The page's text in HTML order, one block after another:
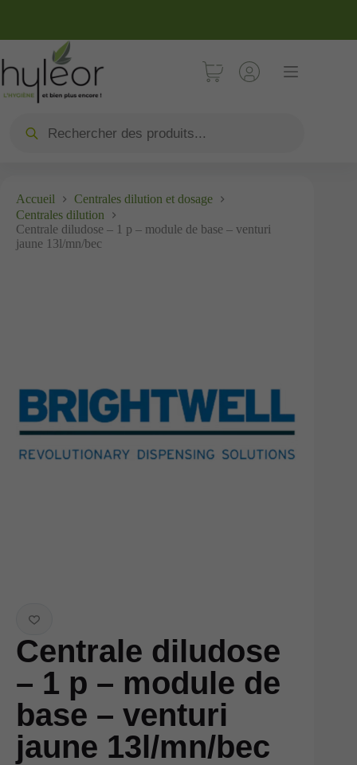
Accueil
Centrales dilution et dosage
Centrales dilution
Centrale diludose – 1 p – module de base – venturi
jaune 13l/mn/bec
Centrale diludose
– 1 p – module de
base – venturi
jaune 13l/mn/bec